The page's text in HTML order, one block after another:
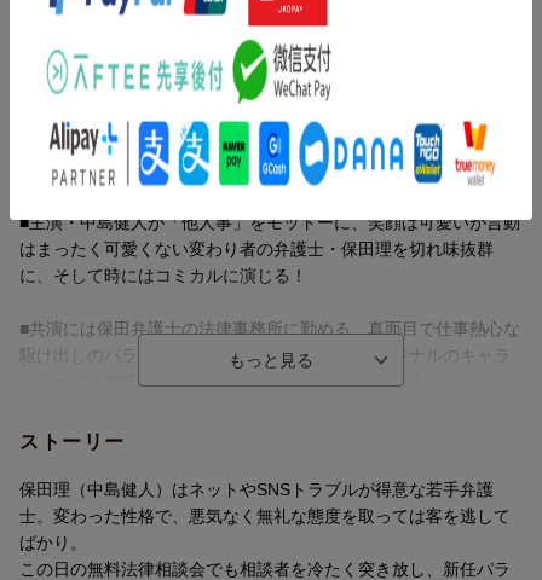
主演・中島健人！新時代のニュータイプ弁護士誕生!!
今、最も身近なトラブルを爽快に、ときにダークにぶった切る＜
超リアル＞リーガルドラマ
■主演・中島健人が「他人事」をモットーに、笑顔は可愛いが言動
はまったく可愛くない変わり者の弁護士・保田理を切れ味抜群
に、そして時にはコミカルに演じる！
■共演には保田弁護士の法律事務所に勤める、真面目で仕事熱心な
駆け出しのパラリーガル役に白石聖、ドラマオリジナルのキャラ
クターで「喫茶柏原」の店主を片平なぎさが演じる！
■原作は累計210万部（電子＋紙）を超える同名の大ヒットリーガ
平／白泉社「黒蜜」連載）！
■弁護士と相談者のやり取りや実際に行われる裁判手続などを徹底
的にリアルに描き、誰もが被害者にも加害者にもなりえるネット
ストーリー
保田理（中島健人）はネットやSNSトラブルが得意な若手弁護
士。変わった性格で、悪気なく無礼な態度を取っては客を逃して
ばかり。
この日の無料法律相談会でも相談者を冷たく突き放し、新任パラ